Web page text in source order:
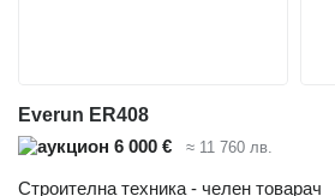
Everun ER408
6 000 €
≈ 11 760 лв.
Строителна техника - челен товарач